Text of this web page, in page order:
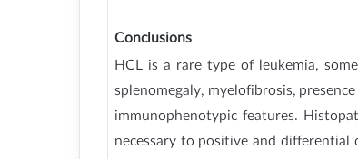
Conclusions
HCL is a rare type of leukemia,
splenomegaly, myelofibrosis,
immunophenotypic features.
necessary to positive and